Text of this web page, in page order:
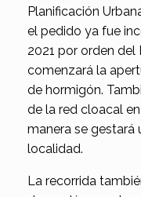
Planificación
el pedido ya fue
2021 por orden del
comenzará la
de hormigón.
de la red cloacal
manera se gestará
localidad.
La recorrida